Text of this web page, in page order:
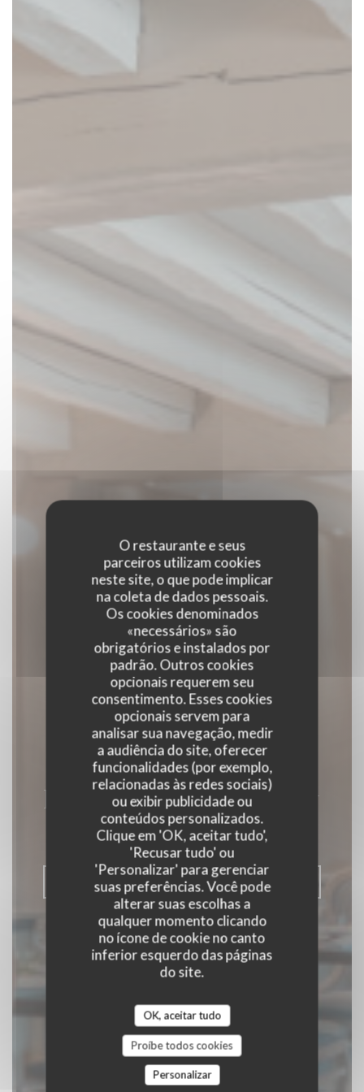
O restaurante e seus
parceiros utilizam cookies
neste site, o que pode implicar
na coleta de dados pessoais.
Os cookies denominados
«necessários» são
obrigatórios e instalados por
padrão. Outros cookies
opcionais requerem seu
consentimento. Esses cookies
opcionais servem para
analisar sua navegação, medir
a audiência do site, oferecer
funcionalidades (por exemplo,
relacionadas às redes sociais)
ou exibir publicidade ou
conteúdos personalizados.
Clique em 'OK, aceitar tudo',
'Recusar tudo' ou
'Personalizar' para gerenciar
suas preferências. Você pode
alterar suas escolhas a
qualquer momento clicando
no ícone de cookie no canto
inferior esquerdo das páginas
do site.
OK, aceitar tudo
Proíbe todos cookies
Personalizar
Le Vallon de Cherisy
|CHERISY
RESERVAR UMA MESA